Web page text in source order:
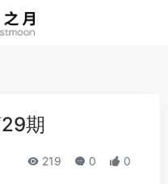
期
219 0 0